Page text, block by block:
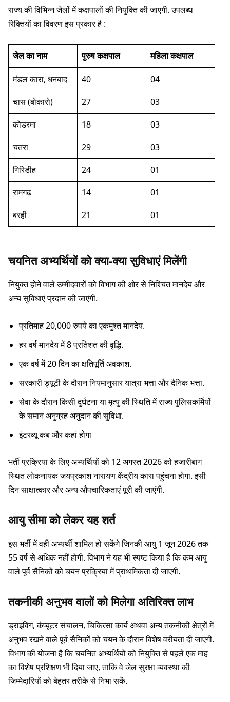
राज्य की विभिन्न जेलों में कक्षपालों की नियुक्ति की जाएगी. उपलब्ध
रिक्तियों का विवरण इस प्रकार है :
जेल का नाम पुरुष कक्षपाल महिला कक्षपाल
मंडल कारा, धनबाद 40
04
चास (बोकारो)
27
03
कोडरमा
18
03
चतरा
29
03
गिरिडीह
24
01
रामगढ़
14
01
बरही
21 01
चयनित अभ्यर्थियों को क्या-क्या सुविधाएं मिलेंगी
नियुक्त होने वाले उम्मीदवारों को विभाग की ओर से निश्चित मानदेय और
अन्य सुविधाएं प्रदान की जाएंगी.
प्रतिमाह 20,000 रुपये का एकमुश्त मानदेय.
हर वर्ष मानदेय में 8 प्रतिशत की वृद्धि.
एक वर्ष में 20 दिन का क्षतिपूर्ति अवकाश.
सरकारी ड्यूटी के दौरान नियमानुसार यात्रा भत्ता और दैनिक भत्ता.
सेवा के दौरान किसी दुर्घटना या मृत्यु की स्थिति में राज्य पुलिसकर्मियों
के समान अनुग्रह अनुदान की सुविधा.
इंटरव्यू कब और कहां होगा
भर्ती प्रक्रिया के लिए अभ्यर्थियों को 12 अगस्त 2026 को हजारीबाग
स्थित लोकनायक जयप्रकाश नारायण केंद्रीय कारा पहुंचना होगा. इसी
दिन साक्षात्कार और अन्य औपचारिकताएं पूरी की जाएंगी.
आयु सीमा को लेकर यह शर्त
इस भर्ती में वही अभ्यर्थी शामिल हो सकेंगे जिनकी आयु 1 जून 2026 तक
55 वर्ष से अधिक नहीं होगी. विभाग ने यह भी स्पष्ट किया है कि कम आयु
वाले पूर्व सैनिकों को चयन प्रक्रिया में प्राथमिकता दी जाएगी.
तकनीकी अनुभव वालों को मिलेगा अतिरिक्त लाभ
ड्राइविंग, कंप्यूटर संचालन, चिकित्सा कार्य अथवा अन्य तकनीकी क्षेत्रों में
अनुभव रखने वाले पूर्व सैनिकों को चयन के दौरान विशेष वरीयता दी जाएगी.
विभाग की योजना है कि चयनित अभ्यर्थियों को नियुक्ति से पहले एक माह
का विशेष प्रशिक्षण भी दिया जाए, ताकि वे जेल सुरक्षा व्यवस्था की
जिम्मेदारियों को बेहतर तरीके से निभा सकें.